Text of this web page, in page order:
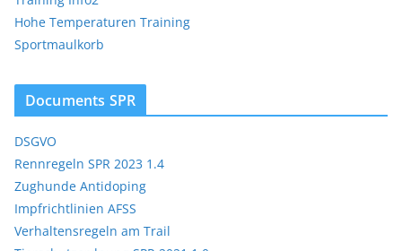
Hohe Temperaturen Training
Sportmaulkorb
Documents SPR
DSGVO
Rennregeln SPR 2023 1.4
Zughunde Antidoping
Impfrichtlinien AFSS
Verhaltensregeln am Trail